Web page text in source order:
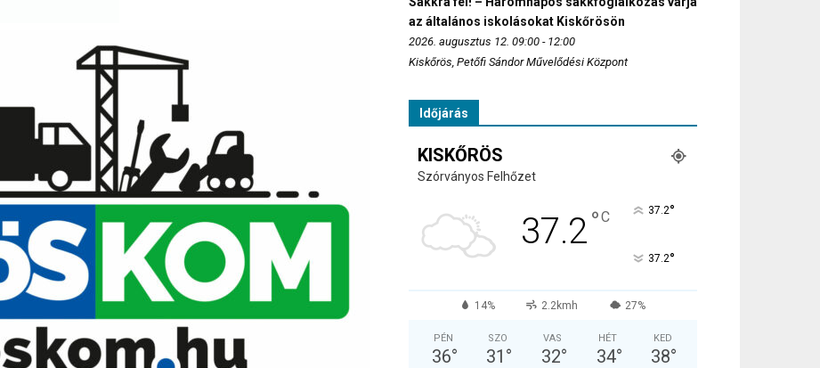
az általános iskolásokat Kiskőrösön
2026. augusztus 12. 09:00 - 12:00
Kiskőrös, Petőfi Sándor Művelődési Központ
Időjárás
KISKŐRÖS
Szórványos Felhőzet
37.2°C 37.2°
37.2°
14% 2.2kmh 27%
PÉN
36°
SZO
31 °
VAS
32°
HÉT
34°
KED
38°